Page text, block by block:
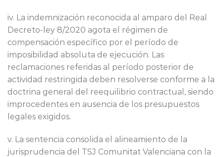
iv. La indemnización reconocida al amparo del Real
Decreto-ley 8/2020 agota el régimen de
compensación específico por el período de
imposibilidad absoluta de ejecución. Las
reclamaciones referidas al período posterior de
actividad restringida deben resolverse conforme a la
doctrina general del reequilibrio contractual, siendo
improcedentes en ausencia de los presupuestos
legales exigidos.
v. La sentencia consolida el alineamiento de la
jurisprudencia del TSJ Comunitat Valenciana con la